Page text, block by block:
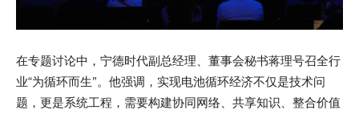
在专题讨论中，宁德时代副总经理、董事会秘书蒋理号召全行
业“为循环而生”。他强调，实现电池循环经济不仅是技术问
题，更是系统工程，需要构建协同网络、共享知识、整合价值